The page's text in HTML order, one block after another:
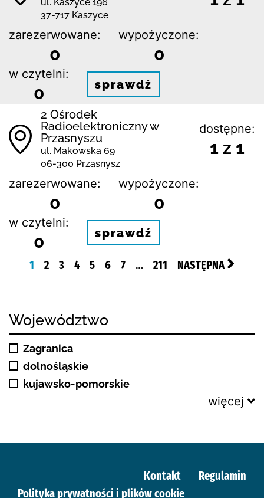
37-717 Kaszyce
zarezerwowane:
0
wypożyczone:
0
w czytelni:
0 sprawdź
2 Ośrodek
Radioelektroniczny w
Przasnyszu
ul. Makowska 69
06-300 Przasnysz
dostępne:
1 z 1
zarezerwowane:
0
wypożyczone:
0
w czytelni:
0 sprawdź
1 2 3 4 5 6 7 … 211 NASTĘPNA
Województwo
Zagranica
dolnośląskie
kujawsko-pomorskie
więcej
Kontakt
Regulamin
Polityka prywatności i plików cookie